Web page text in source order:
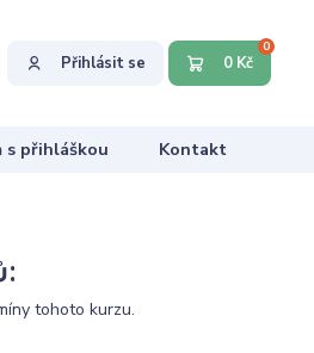
Přihlásit se 0 Kč
0
s přihláškou Kontakt
tohoto kurzu.